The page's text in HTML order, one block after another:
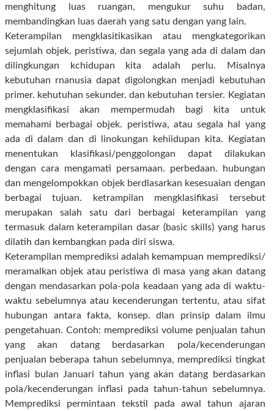
menghitung luas ruangan, mengukur suhu badan,
membandingkan luas daerah yang satu dengan yang lain.
Keterampilan mengklasitikasikan atau mengkategorikan
sejumlah objek. peristiwa, dan segala yang ada di dalam dan
dilingkungan kchidupan kita adalah perlu. Misalnya
kebutuhan rnanusia dapat digolongkan menjadi kebutuhan
primer. kehutuhan sekunder. dan kebutuhan tersier. Kegiatan
mengklasifikasi akan mempermudah bagi kita untuk
memahami berbagai objek. peristiwa, atau segala hal yang
ada di dalam dan di linokungan kehiidupan kita. Kegiatan
menentukan klasifikasi/penggolongan dapat dilakukan
dengan cara mengamati persamaan. perbedaan. hubungan
dan mengelompokkan objek berdlasarkan kesesuaian dengan
berbagai tujuan. ketrampilan mengklasifikasi tersebut
merupakan salah satu dari berbagai keterampilan yang
termasuk dalam keterampilan dasar (basic skilIs) yang harus
dilatih dan kembangkan pada diri siswa.
Keterampilan memprediksi adalah kemampuan memprediksi/
meramalkan objek atau peristiwa di masa yang akan datang
dengan mendasarkan pola-pola keadaan yang ada di waktu-
waktu sebelumnya atau kecenderungan tertentu, atau sifat
hubungan antara fakta, konsep. dlan prinsip dalam ilmu
pengetahuan. Contoh: memprediksi volume penjualan tahun
yang akan datang berdasarkan pola/kecenderungan
penjualan beberapa tahun sebelumnya, memprediksi tingkat
inflasi bulan Januari tahun yang akan datang berdasarkan
pola/kecenderungan inflasi pada tahun-tahun sebelumnya.
Memprediksi permintaan tekstil pada awal tahun ajaran